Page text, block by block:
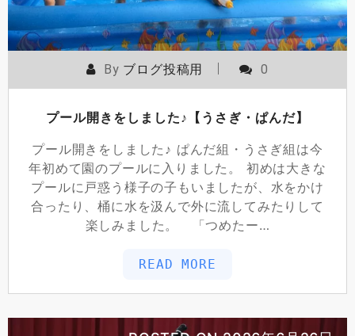
By ブログ投稿用 0
プール開きをしました♪【うさぎ・ぱんだ】
プール開きをしました♪ ぱんだ組・うさぎ組は今
年初めて園のプールに入りました。 初めは大きな
プールに戸惑う様子の子もいましたが、水をかけ
合ったり、桶に水を汲んで外に流してみたりして
楽しみました。 「つめたー…
READ MORE